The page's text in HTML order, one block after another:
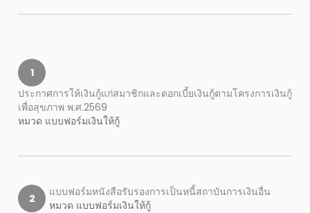
1
ประกาศการให้เงินกู้แก่สมาชิกและดอกเบี้ยเงินกู้ตามโครงการเงินกู้
เพื่อสุขภาพ พ.ศ.2569
หมวด แบบฟอร์มเงินให้กู้
2
แบบฟอร์มหนังสือรับรองการเป็นหนี้สถาบันการเงินอื่น
หมวด แบบฟอร์มเงินให้กู้